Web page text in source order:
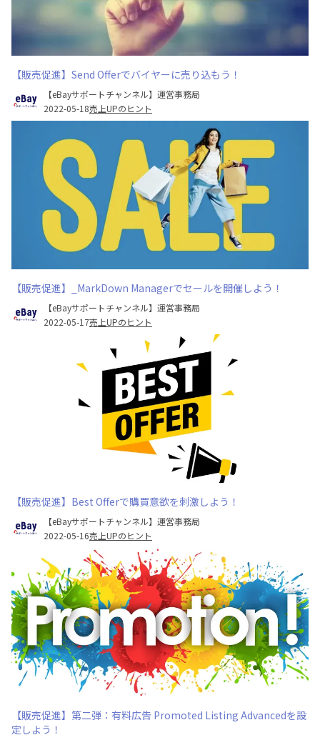
【販売促進】Send Offerでバイヤーに売り込もう！
【eBayサポートチャンネル】運営事務局
2022-05-18売上UPのヒント
【販売促進】_MarkDown Managerでセールを開催しよう！
【eBayサポートチャンネル】運営事務局
2022-05-17売上UPのヒント
【販売促進】Best Offerで購買意欲を刺激しよう！
【eBayサポートチャンネル】運営事務局
2022-05-16売上UPのヒント
【販売促進】第二弾：有料広告 Promoted Listing Advancedを設
定しよう！